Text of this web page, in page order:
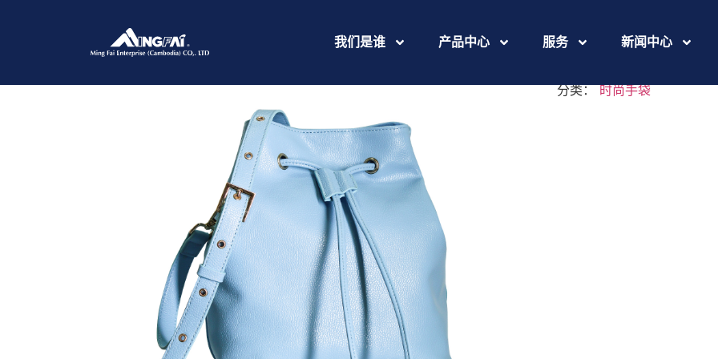
我们是谁 产品中心 服务 新闻中心
IMG_9070
分类：时尚手袋